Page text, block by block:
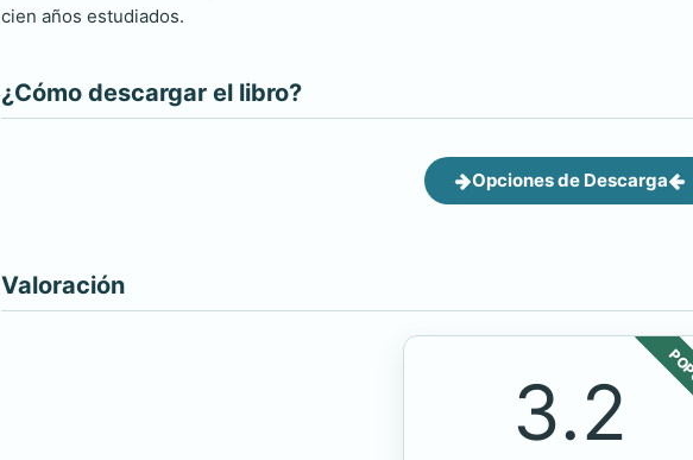
cien años estudiados.
¿Cómo descargar el libro?
Opciones de Descarga
Valoración
3.2